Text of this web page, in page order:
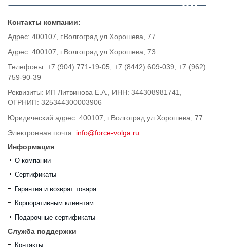
Контакты компании:
Адрес: 400107, г.Волгоград ул.Хорошева, 77.
Адрес: 400107, г.Волгоград ул.Хорошева, 73.
Телефоны: +7 (904) 771-19-05, +7 (8442) 609-039, +7 (962)
759-90-39
Реквизиты: ИП Литвинова Е.А., ИНН: 344308981741,
ОГРНИП: 325344300003906
Юридический адрес: 400107, г.Волгоград ул.Хорошева, 77
Электронная почта: info@force-volga.ru
Информация
О компании
Сертификаты
Гарантия и возврат товара
Корпоративным клиентам
Подарочные сертификаты
Служба поддержки
Контакты